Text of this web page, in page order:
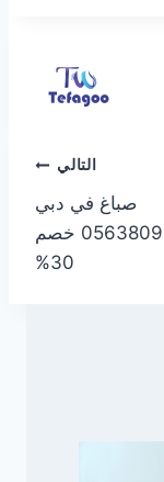
التالي
صباغ في دبي
0563809588 خصم
30%